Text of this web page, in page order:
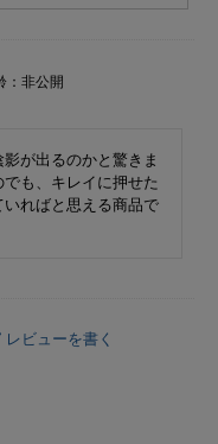
非公開
が出るのかと驚きま
も、キレイに押せた
ればと思える商品で
レビューを書く